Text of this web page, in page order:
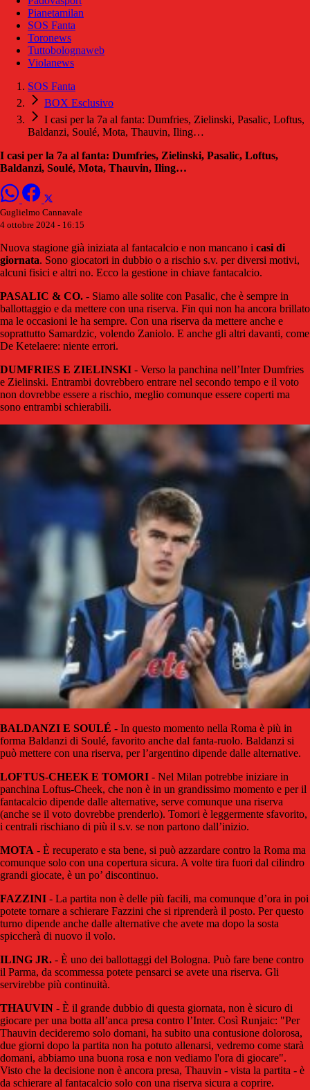
Pianetamilan
SOS Fanta
Toronews
Tuttobolognaweb
Violanews
SOS Fanta
BOX Esclusivo
I casi per la 7a al fanta: Dumfries, Zielinski, Pasalic, Loftus,
Baldanzi, Soulé, Mota, Thauvin, Iling…
I casi per la 7a al fanta: Dumfries, Zielinski, Pasalic, Loftus,
Baldanzi, Soulé, Mota, Thauvin, Iling…
Guglielmo Cannavale
4 ottobre 2024 - 16:15
Nuova stagione già iniziata al fantacalcio e non mancano i casi di
giornata. Sono giocatori in dubbio o a rischio s.v. per diversi motivi,
alcuni fisici e altri no. Ecco la gestione in chiave fantacalcio.
PASALIC & CO. - Siamo alle solite con Pasalic, che è sempre in
ballottaggio e da mettere con una riserva. Fin qui non ha ancora brillato
ma le occasioni le ha sempre. Con una riserva da mettere anche e
soprattutto Samardzic, volendo Zaniolo. E anche gli altri davanti, come
De Ketelaere: niente errori.
DUMFRIES E ZIELINSKI - Verso la panchina nell’Inter Dumfries
e Zielinski. Entrambi dovrebbero entrare nel secondo tempo e il voto
non dovrebbe essere a rischio, meglio comunque essere coperti ma
sono entrambi schierabili.
BALDANZI E SOULÉ - In questo momento nella Roma è più in
forma Baldanzi di Soulé, favorito anche dal fanta-ruolo. Baldanzi si
può mettere con una riserva, per l’argentino dipende dalle alternative.
LOFTUS-CHEEK E TOMORI - Nel Milan potrebbe iniziare in
panchina Loftus-Cheek, che non è in un grandissimo momento e per il
fantacalcio dipende dalle alternative, serve comunque una riserva
(anche se il voto dovrebbe prenderlo). Tomori è leggermente sfavorito,
i centrali rischiano di più il s.v. se non partono dall’inizio.
MOTA - È recuperato e sta bene, si può azzardare contro la Roma ma
comunque solo con una copertura sicura. A volte tira fuori dal cilindro
grandi giocate, è un po’ discontinuo.
FAZZINI - La partita non è delle più facili, ma comunque d’ora in poi
potete tornare a schierare Fazzini che si riprenderà il posto. Per questo
turno dipende anche dalle alternative che avete ma dopo la sosta
spiccherà di nuovo il volo.
ILING JR. - È uno dei ballottaggi del Bologna. Può fare bene contro
il Parma, da scommessa potete pensarci se avete una riserva. Gli
servirebbe più continuità.
THAUVIN - È il grande dubbio di questa giornata, non è sicuro di
giocare per una botta all’anca presa contro l’Inter. Così Runjaic: "Per
Thauvin decideremo solo domani, ha subito una contusione dolorosa,
due giorni dopo la partita non ha potuto allenarsi, vedremo come starà
domani, abbiamo una buona rosa e non vediamo l'ora di giocare".
Visto che la decisione non è ancora presa, Thauvin - vista la partita - è
da schierare al fantacalcio solo con una riserva sicura a coprire.